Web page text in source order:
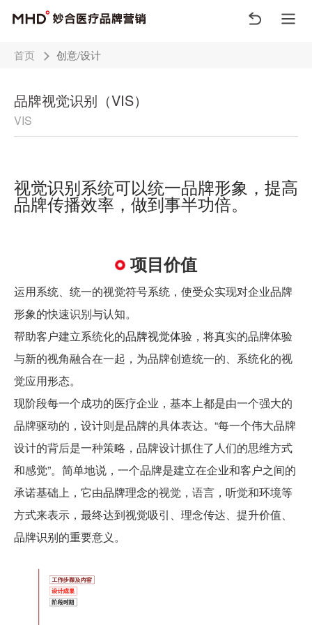
首页 创意/设计
品牌视觉识别（VIS）
VIS
视觉识别系统可以统一品牌形象，提高
品牌传播效率，做到事半功倍。
项目价值
运用系统、统一的视觉符号系统，使受众实现对企业品牌
形象的快速识别与认知。
帮助客户建立系统化的品牌视觉体验 ，将真实的品牌体验
与新的视角融合在一起，为品牌创造统一的、系统化的视
觉应用形态。
现阶段每一个成功的医疗企业，基本上都是由一个强大的
品牌驱动的，设计则是品牌的具体表达。“每一个伟大品牌
设计的背后是一种策略，品牌设计抓住了人们的思维方式
和感觉”。简单地说，一个品牌是建立在企业和客户之间的
承诺基础上，它由品牌理念的视觉，语言，听觉和环境等
方式来表示，最终达到视觉吸引、理念传达、提升价值、
品牌识别的重要意义。